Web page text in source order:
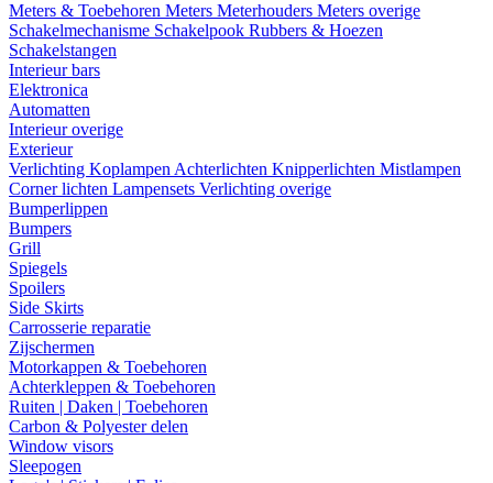
Meters & Toebehoren Meters Meterhouders Meters overige
Schakelmechanisme Schakelpook Rubbers & Hoezen
Schakelstangen
Interieur bars
Elektronica
Automatten
Interieur overige
Exterieur
Verlichting Koplampen Achterlichten Knipperlichten Mistlampen
Corner lichten Lampensets Verlichting overige
Bumperlippen
Bumpers
Grill
Spiegels
Spoilers
Side Skirts
Carrosserie reparatie
Zijschermen
Motorkappen & Toebehoren
Achterkleppen & Toebehoren
Ruiten | Daken | Toebehoren
Carbon & Polyester delen
Window visors
Sleepogen